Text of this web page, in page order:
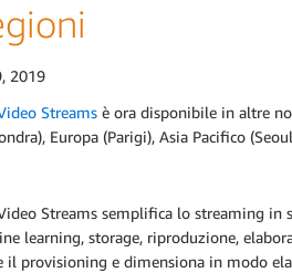
2019
Streams è ora disponibile in altre
Europa (Parigi), Asia Pacifico
Streams semplifica lo streaming
learning, storage, riproduzione,
il provisioning e dimensiona in modo